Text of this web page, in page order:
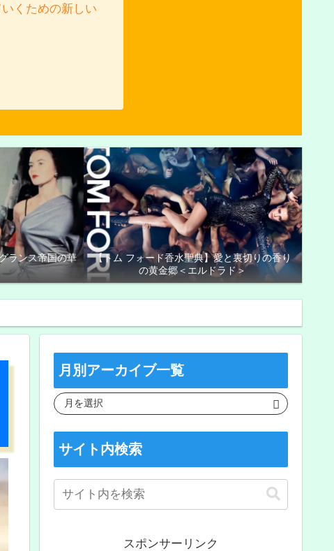
くための新しい
ランス帝国の華
【トム フォード香水聖典】愛と裏切りの香り
の黄金郷＜エルドラド＞
月別アーカイブ一覧
サイト内検索
スポンサーリンク